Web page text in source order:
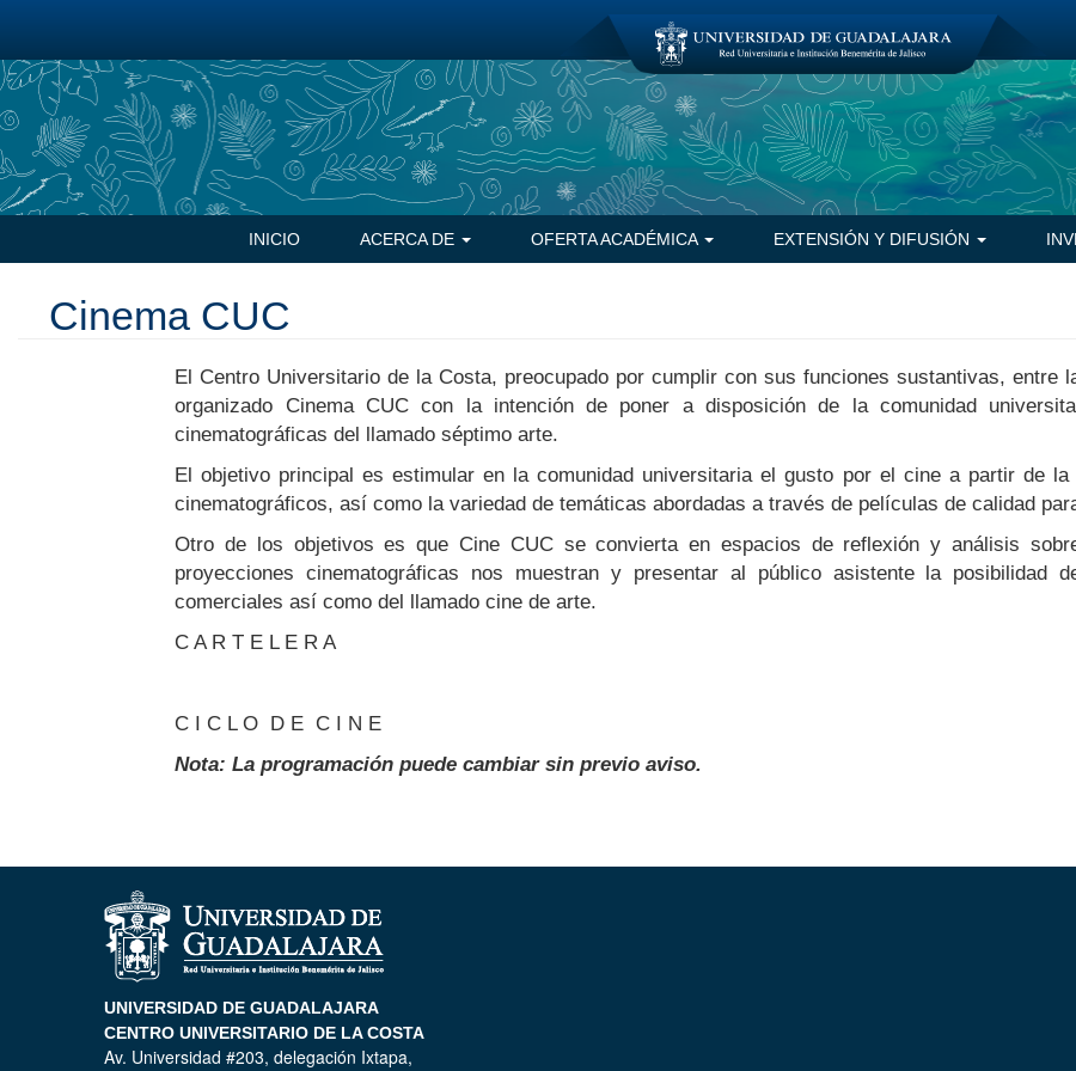
contenido
principal
Navegación
principal
INICIO ACERCA DE OFERTA ACADÉMICA EXTENSIÓN Y DIFUSIÓN
Cinema CUC
El Centro Universitario de la Costa, preocupado por cumplir con sus funciones sustantivas, entre
organizado Cinema CUC con la intención de poner a disposición de la comunidad
cinematográficas del llamado séptimo arte.
El objetivo principal es estimular en la comunidad universitaria el gusto por el cine a partir de
cinematográficos, así como la variedad de temáticas abordadas a través de películas de calidad
Otro de los objetivos es que Cine CUC se convierta en espacios de reflexión y análisis
proyecciones cinematográficas nos muestran y presentar al público asistente la posibilidad
comerciales así como del llamado cine de arte.
C A R T E L E R A
C I C L O D E C I N E
Nota: La programación puede cambiar sin previo aviso.
UNIVERSIDAD DE GUADALAJARA
CENTRO UNIVERSITARIO DE LA COSTA
Av. Universidad #203, delegación Ixtapa,